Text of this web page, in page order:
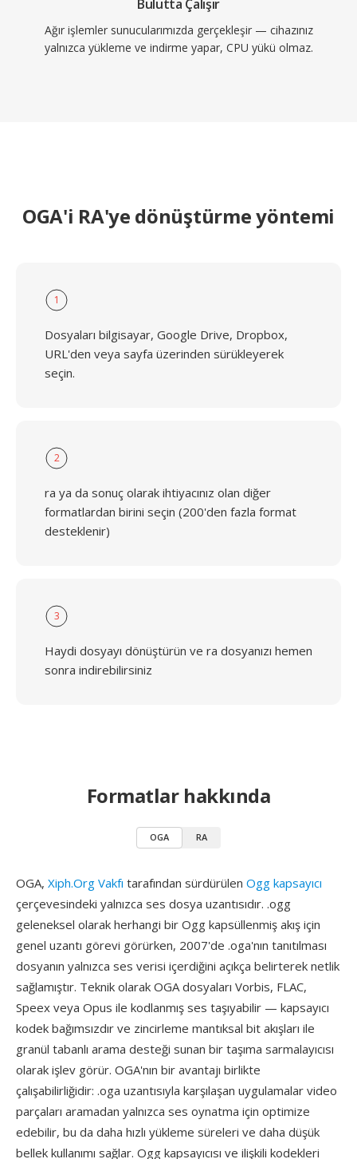
Bulutta Çalışır
Ağır işlemler sunucularımızda gerçekleşir — cihazınız
yalnızca yükleme ve indirme yapar, CPU yükü olmaz.
OGA'i RA'ye dönüştürme yöntemi
1
Dosyaları bilgisayar, Google Drive, Dropbox,
URL'den veya sayfa üzerinden sürükleyerek
seçin.
2
ra ya da sonuç olarak ihtiyacınız olan diğer
formatlardan birini seçin (200'den fazla format
desteklenir)
3
Haydi dosyayı dönüştürün ve ra dosyanızı hemen
sonra indirebilirsiniz
Formatlar hakkında
OGA RA
OGA, Xiph.Org Vakfı tarafından sürdürülen Ogg kapsayıcı
çerçevesindeki yalnızca ses dosya uzantısıdır. .ogg
geleneksel olarak herhangi bir Ogg kapsüllenmiş akış için
genel uzantı görevi görürken, 2007'de .oga'nın tanıtılması
dosyanın yalnızca ses verisi içerdiğini açıkça belirterek netlik
sağlamıştır. Teknik olarak OGA dosyaları Vorbis, FLAC,
Speex veya Opus ile kodlanmış ses taşıyabilir — kapsayıcı
kodek bağımsızdır ve zincirleme mantıksal bit akışları ile
granül tabanlı arama desteği sunan bir taşıma sarmalayıcısı
olarak işlev görür. OGA'nın bir avantajı birlikte
çalışabilirliğidir: .oga uzantısıyla karşılaşan uygulamalar video
parçaları aramadan yalnızca ses oynatma için optimize
edebilir, bu da daha hızlı yükleme süreleri ve daha düşük
bellek kullanımı sağlar. Ogg kapsayıcısı ve ilişkili kodekleri